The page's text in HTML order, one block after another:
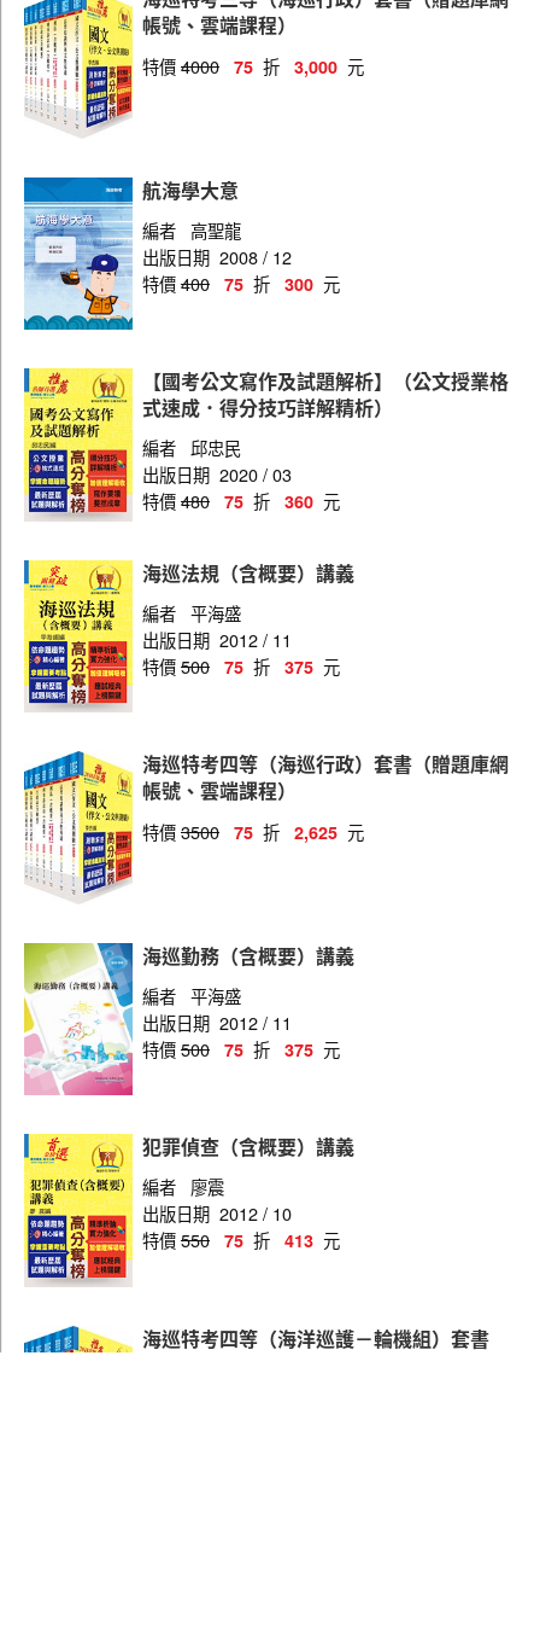
帳號、雲端課程）
特價4000 75 折 3,000 元
航海學大意
編者 高聖龍
出版日期 2008 / 12
特價400 75 折 300 元
【國考公文寫作及試題解析】（公文授業格
式速成．得分技巧詳解精析）
編者 邱忠民
出版日期 2020 / 03
特價480 75 折 360 元
海巡法規（含概要）講義
編者 平海盛
出版日期 2012 / 11
特價500 75 折 375 元
海巡特考四等（海巡行政）套書（贈題庫網
帳號、雲端課程）
特價3500 75 折 2,625 元
海巡勤務（含概要）講義
編者 平海盛
出版日期 2012 / 11
特價500 75 折 375 元
犯罪偵查（含概要）講義
編者
廖震
出版日期 2012 / 10
特價550 75 折 413 元
海巡特考四等（海洋巡護－輪機組）套書